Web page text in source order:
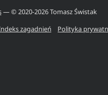
— © 2020-2026Tomasz Świstak
zagadnień Polityka